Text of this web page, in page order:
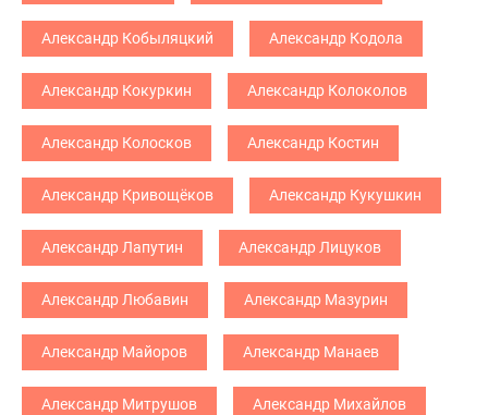
Александр Кобыляцкий Александр Кодола
Александр Кокуркин Александр Колоколов
Александр Колосков Александр Костин
Александр Кривощёков Александр Кукушкин
Александр Лапутин Александр Лицуков
Александр Любавин Александр Мазурин
Александр Майоров Александр Манаев
Александр Митрушов Александр Михайлов